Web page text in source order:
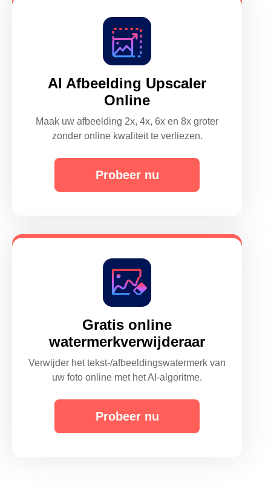
AI Afbeelding Upscaler
Online
Maak uw afbeelding 2x, 4x, 6x en 8x groter
zonder online kwaliteit te verliezen.
Probeer nu
Gratis online
watermerkverwijderaar
Verwijder het tekst-/afbeeldingswatermerk van
uw foto online met het AI-algoritme.
Probeer nu